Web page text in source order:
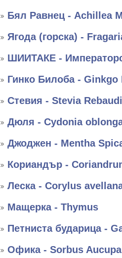
Бял Равнец - Achillea
Ягода (горска) -
ШИИТАКЕ -
Гинко Билоба - Ginkgo
Стевия - Stevia
Дюля - Cydonia oblonga
Джоджен - Mentha
Кориандър -
Леска - Corylus
Мащерка - Thymus
Петниста бударица -
Офика - Sorbus